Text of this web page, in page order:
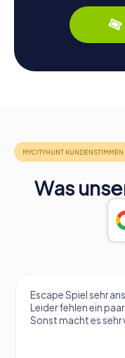
Was
Escape Spiel sehr
Leider fehlen ein paar
Sonst macht es sehr